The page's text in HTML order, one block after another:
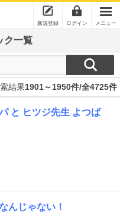
新規登録 ログイン メニュー
ク一覧
結果1901～1950件/全4725件
と ヒツジ先生 よつば
んじゃない！